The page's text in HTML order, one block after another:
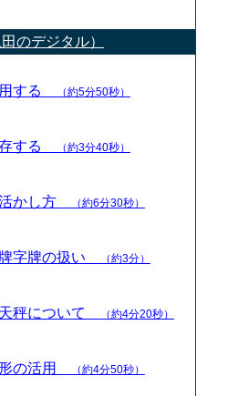
のデジタル）
用する （約5分50秒）
存する （約3分40秒）
活かし方 （約6分30秒）
字牌の扱い （約3分）
秤について （約4分20秒）
形の活用 （約4分50秒）